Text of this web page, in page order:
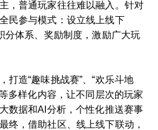
，普通玩家往往难以融入。针对
民参与模式：设立线上线下
分体系、奖励制度，激励广大玩
打造“趣味挑战赛”、“欢乐斗地
多样化内容，让不同层次的玩家
数据和AI分析，个性化推送赛事
终，借助社区、线上线下联动，